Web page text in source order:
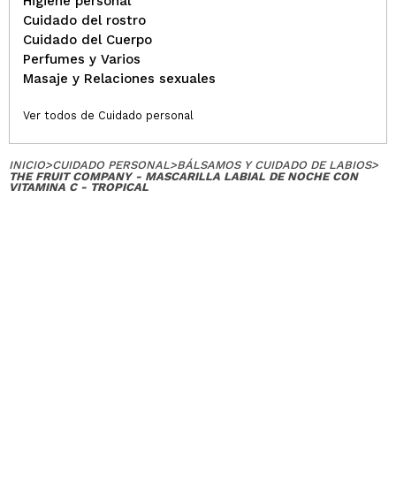
Cuidado del rostro
Cuidado del Cuerpo
Perfumes y Varios
Masaje y Relaciones sexuales
Ver todos de Cuidado personal
INICIO>CUIDADO PERSONAL>BÁLSAMOS Y CUIDADO DE LABIOS>
THE FRUIT COMPANY - MASCARILLA LABIAL DE NOCHE CON
VITAMINA C - TROPICAL